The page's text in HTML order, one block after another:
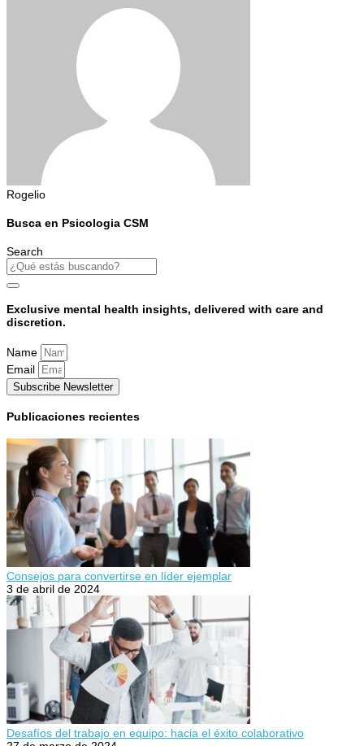
Rogelio
Busca en Psicologia CSM
Search
Exclusive mental health insights, delivered with care and
discretion.
Name
Email
Subscribe Newsletter
Publicaciones recientes
Consejos para convertirse en líder ejemplar
3 de abril de 2024
Desafíos del trabajo en equipo: hacia el éxito colaborativo